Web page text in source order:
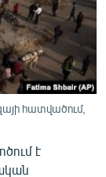
հատվածում,
է